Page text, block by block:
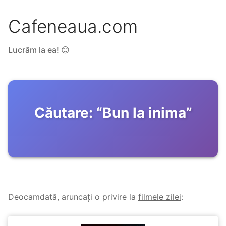
Cafeneaua.com
Lucrăm la ea! 😊
Căutare: “Bun la inima”
Deocamdată, aruncați o privire la filmele zilei: